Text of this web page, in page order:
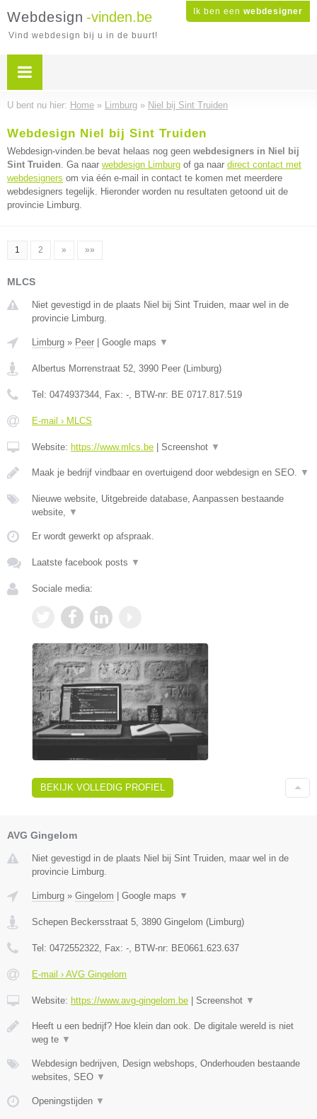
Ik ben een webdesigner
Webdesign -vinden.be
Vind webdesign bij u in de buurt!
U bent nu hier: Home » Limburg » Niel bij Sint Truiden
Webdesign Niel bij Sint Truiden
Webdesign-vinden.be bevat helaas nog geen webdesigners in Niel bij
Sint Truiden. Ga naar webdesign Limburg of ga naar direct contact met
webdesigners om via één e-mail in contact te komen met meerdere
webdesigners tegelijk. Hieronder worden nu resultaten getoond uit de
provincie Limburg.
1 2 » »»
MLCS
Niet gevestigd in de plaats Niel bij Sint Truiden, maar wel in de
provincie Limburg.
Limburg » Peer Google maps ▼
Albertus Morrenstraat 52, 3990 Peer (Limburg)
Tel: 0474937344, Fax: -, BTW-nr: BE 0717.817.519
E-mail › MLCS
Website: https://www.mlcs.be Screenshot ▼
Maak je bedrijf vindbaar en overtuigend door webdesign en SEO. ▼
Nieuwe website, Uitgebreide database, Aanpassen bestaande
website, ▼
Er wordt gewerkt op afspraak.
Laatste facebook posts ▼
Sociale media:
BEKIJK VOLLEDIG PROFIEL
AVG Gingelom
Niet gevestigd in de plaats Niel bij Sint Truiden, maar wel in de
provincie Limburg.
Limburg » Gingelom | Google maps ▼
Schepen Beckersstraat 5 3890 Gingelom (Limburg)
Tel: 0472552322 , Fax: - , BTW-nr: BE0661.623.637
E-mail › AVG Gingelom
Website: https://www.avg-gingelom.be | Screenshot ▼
Heeft u een bedrijf? Hoe klein dan ook. De digitale wereld is niet
weg te ▼
Webdesign bedrijven, Design webshops, Onderhouden bestaande
websites, SEO ▼
Openingstijden ▼